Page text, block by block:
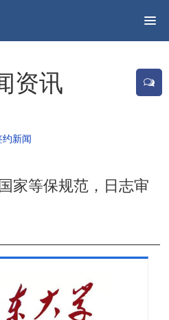
资讯
约新闻
家等保规范，日志审